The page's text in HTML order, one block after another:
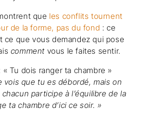
que les conflits tournent
de la forme, pas du fond : ce
ce que vous demandez qui pose
comment vous le faites sentir.
« Tu dois ranger ta chambre »
vois que tu es débordé, mais on
participe à l’équilibre de la
ta chambre d’ici ce soir. »